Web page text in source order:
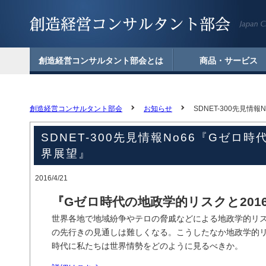
創造経営コンサルタント部会とは 商品・サービス
創造経営コンサルタント部会 お知らせ SDNET-300先見情報
SDNET-300先見情報No66『Gゼロ時
界展望』
2016/4/21
『Gゼロ時代の地政学的リスクと
世界各地で地域紛争やテロの脅戚などによる地政学的リ
の先行きの見通しは難しくなる。こうしたなか地政学的
時代に私たちは世界情勢をどのように見るべきか。